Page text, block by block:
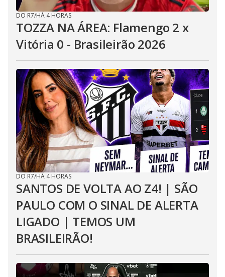
DO R7/HÁ 4 HORAS
TOZZA NA ÁREA: Flamengo 2 x
Vitória 0 - Brasileirão 2026
DO R7/HÁ 4 HORAS
SANTOS DE VOLTA AO Z4! | SÃO
PAULO COM O SINAL DE ALERTA
LIGADO | TEMOS UM
BRASILEIRÃO!